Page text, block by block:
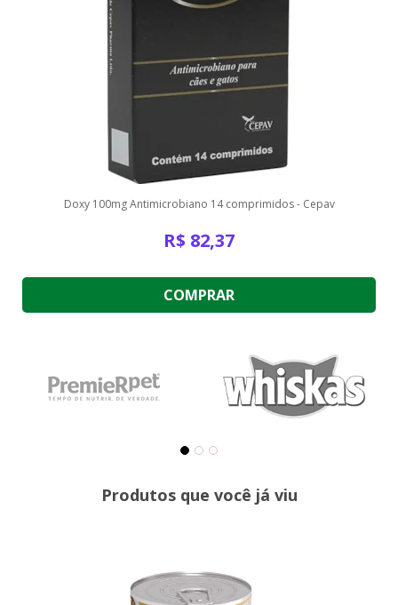
Doxy 100mg Antimicrobiano 14 comprimidos - Cepav
R$ 82,37
COMPRAR
Produtos que você já viu